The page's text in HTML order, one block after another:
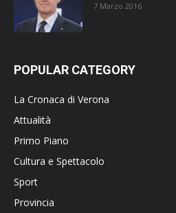
7 Marzo 2016
POPULAR CATEGORY
La Cronaca di Verona
Attualità
Primo Piano
Cultura e Spettacolo
Sport
Provincia